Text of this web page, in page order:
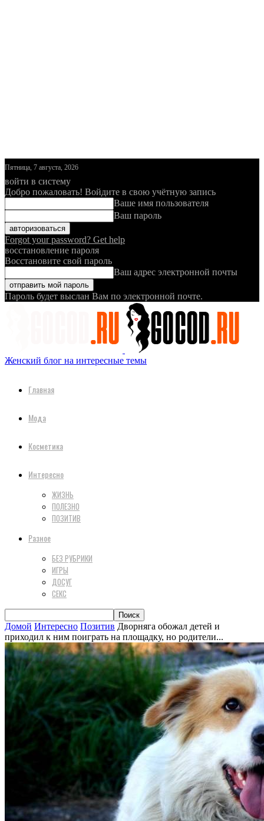
Пятница, 7 августа, 2026
войти в систему
Добро пожаловать! Войдите в свою учётную запись
Ваше имя пользователя
Ваш пароль
Forgot your password? Get help
восстановление пароля
Восстановите свой пароль
Ваш адрес электронной почты
Пароль будет выслан Вам по электронной почте.
Женский блог на интересные темы
Главная
Мода
Косметика
Интересно
ЖИЗНЬ
ПОЛЕЗНО
ПОЗИТИВ
Разное
БЕЗ РУБРИКИ
ИГРЫ
ДОСУГ
СЕКС
Домой Интересно Позитив Дворняга обожал детей и
приходил к ним поиграть на площадку, но родители...